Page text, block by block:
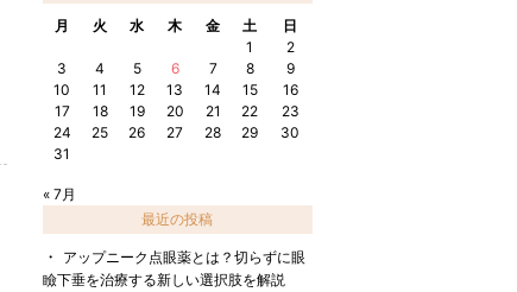
月 火 水 木 金 土
日
1
2
3
4 5 6 7 8
9
10
11 12 13 14 15
16
17
18 19 20 21 22
23
24
25 26 27 28 29
30
31
« 7月
最近の投稿
アップニーク点眼薬とは？切らずに眼
瞼下垂を治療する新しい選択肢を解説